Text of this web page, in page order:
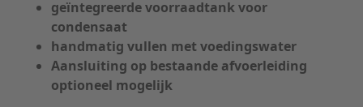
geïntegreerde voorraadtank voor
condensaat
handmatig vullen met voedingswater
Aansluiting op bestaande afvoerleiding
optioneel mogelijk